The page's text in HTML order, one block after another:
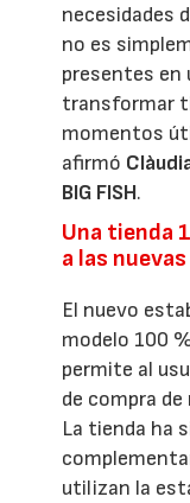
necesidades
no es
presentes en
transformar
momentos
afirmó
BIG FISH.
Una tienda
a las
El nuevo
modelo 100
permite al
de compra
La tienda ha
utilizan la